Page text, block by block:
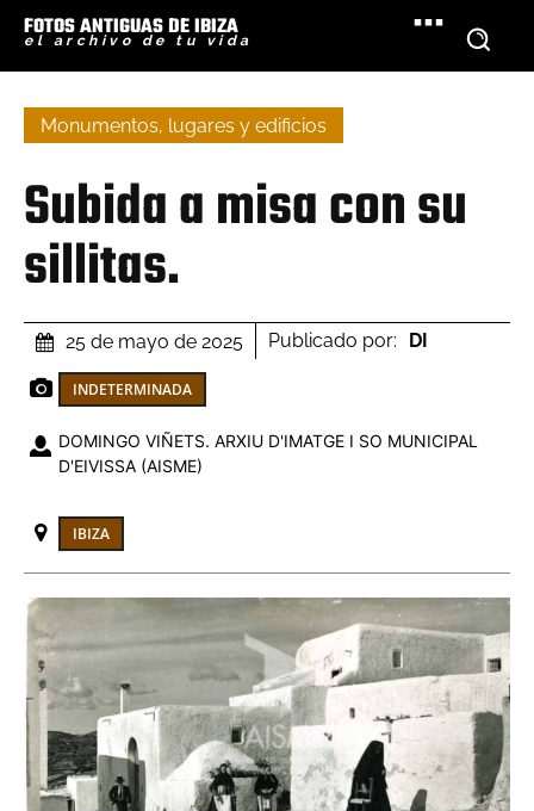
FOTOS ANTIGUAS DE IBIZA
el archivo de tu vida
Monumentos, lugares y edificios
Subida a misa con su
sillitas.
25 de mayo de 2025 Publicado por: DI
INDETERMINADA
DOMINGO VIÑETS. ARXIU D'IMATGE I SO MUNICIPAL
D'EIVISSA (AISME)
IBIZA